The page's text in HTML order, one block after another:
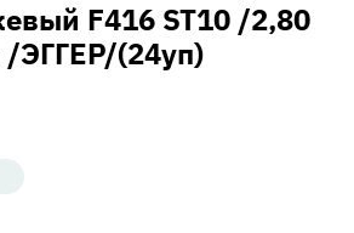
F416 ST10 /2,80
ЭГГЕР/(24уп)